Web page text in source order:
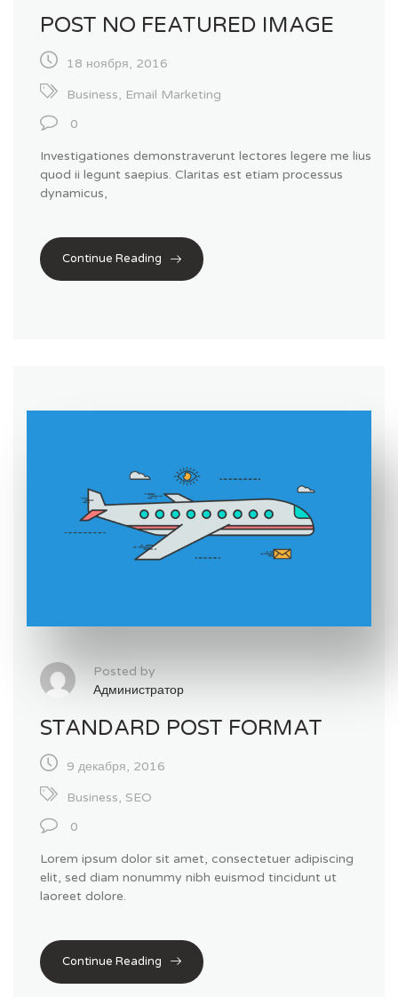
POST NO FEATURED IMAGE
18 ноября, 2016
Business, Email Marketing
0
Investigationes demonstraverunt lectores legere me lius
quod ii legunt saepius. Claritas est etiam processus
dynamicus,
Continue Reading
Posted by
Администратор
STANDARD POST FORMAT
9 декабря, 2016
Business, SEO
0
Lorem ipsum dolor sit amet, consectetuer adipiscing
elit, sed diam nonummy nibh euismod tincidunt ut
laoreet dolore.
Continue Reading